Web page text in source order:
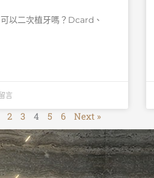
以二次植牙嗎？Dcard、
言
2 3 4 5 6 Next »